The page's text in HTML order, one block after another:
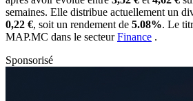
semaines. Elle distribue actuellement un
0,22 €, soit un rendement de 5.08%. Le
MAP.MC dans le secteurFinance .
Sponsorisé